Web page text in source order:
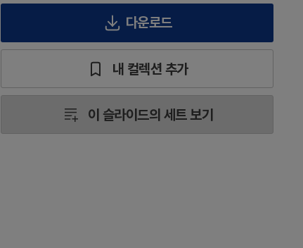
다운로드
내 컬렉션 추가
이 슬라이드의 세트 보기